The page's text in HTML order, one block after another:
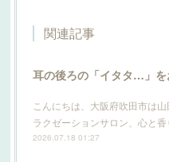
関連記事
こんにちは、大阪府吹田市は山
ラクゼーションサロン、心と香
2026.07.18 01:27